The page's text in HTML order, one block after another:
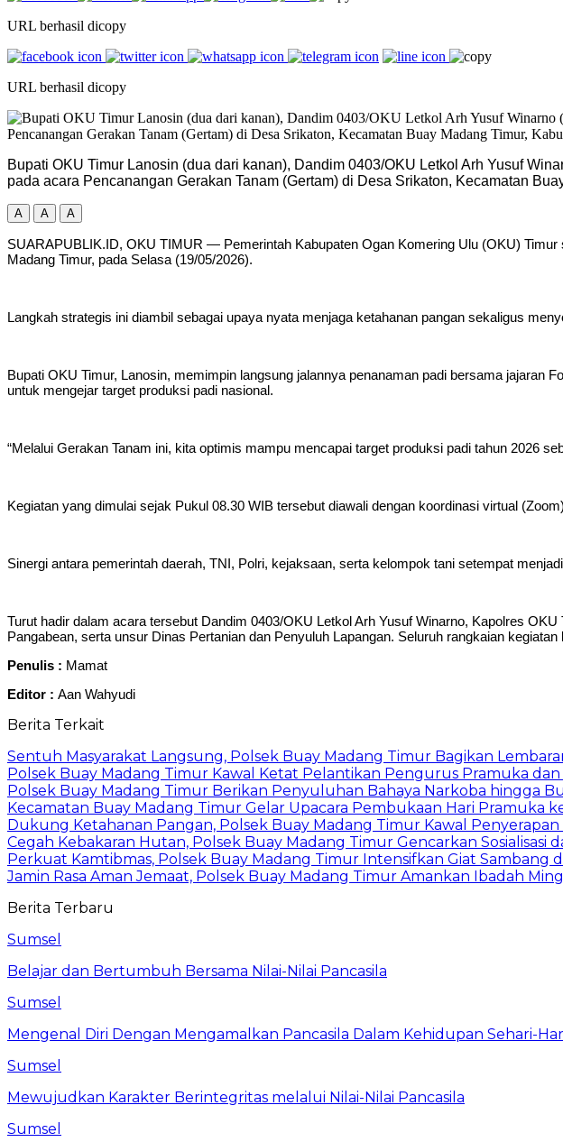
URL berhasil dicopy
URL berhasil dicopy
Bupati OKU Timur Lanosin (dua dari kanan), Dandim 0403/OKU Letkol Arh Yusuf
pada acara Pencanangan Gerakan Tanam (Gertam) di Desa Srikaton, Kecamatan
A A A
SUARAPUBLIK.ID, OKU TIMUR — Pemerintah Kabupaten Ogan Komering Ulu (OKU)
Madang Timur, pada Selasa (19/05/2026).
Langkah strategis ini diambil sebagai upaya nyata menjaga ketahanan pangan sekaligus
Bupati OKU Timur, Lanosin, memimpin langsung jalannya penanaman padi bersama jajaran
untuk mengejar target produksi padi nasional.
“Melalui Gerakan Tanam ini, kita optimis mampu mencapai target produksi padi tahun 2026
Kegiatan yang dimulai sejak Pukul 08.30 WIB tersebut diawali dengan koordinasi virtual
Sinergi antara pemerintah daerah, TNI, Polri, kejaksaan, serta kelompok tani setempat
Turut hadir dalam acara tersebut Dandim 0403/OKU Letkol Arh Yusuf Winarno, Kapolres
Pangabean, serta unsur Dinas Pertanian dan Penyuluh Lapangan. Seluruh rangkaian
Penulis : Mamat
Editor : Aan Wahyudi
Berita Terkait
Sentuh Masyarakat Langsung, Polsek Buay Madang Timur Bagikan
Polsek Buay Madang Timur Kawal Ketat Pelantikan Pengurus Pramuka
Polsek Buay Madang Timur Berikan Penyuluhan Bahaya Narkoba hingga
Kecamatan Buay Madang Timur Gelar Upacara Pembukaan Hari Pramuka
Dukung Ketahanan Pangan, Polsek Buay Madang Timur Kawal
Cegah Kebakaran Hutan, Polsek Buay Madang Timur Gencarkan Sosialisasi
Perkuat Kamtibmas, Polsek Buay Madang Timur Intensifkan Giat Sambang
Jamin Rasa Aman Jemaat, Polsek Buay Madang Timur Amankan Ibadah
Berita Terbaru
Sumsel
Belajar dan Bertumbuh Bersama Nilai-Nilai Pancasila
Sumsel
Mengenal Diri Dengan Mengamalkan Pancasila Dalam Kehidupan Sehari-
Sumsel
Mewujudkan Karakter Berintegritas melalui Nilai-Nilai Pancasila
Sumsel